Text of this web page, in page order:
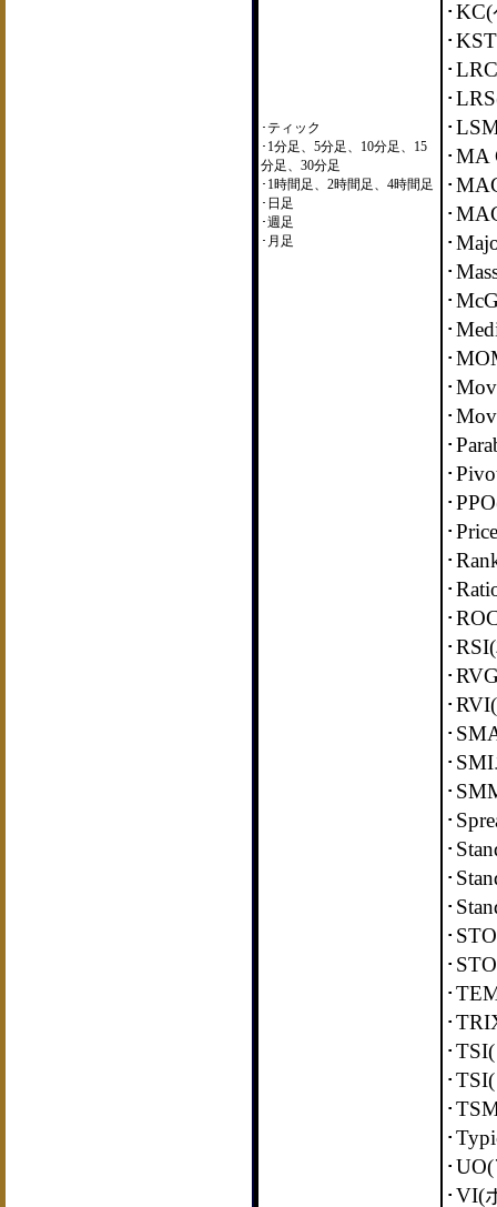
･ティック
･1分足、5分足、10分足、15
分足、30分足
･1時間足、2時間足、4時間足
･日足
･週足
･月足
･
･
･
･
･
･MA
･
･
･
･
･
･
･
･
･
･
･
･
･
･
･
･
･
･
･
･
･
･
･
･
･
･
･
･
･
･
･
･
･
･
･
･VI(